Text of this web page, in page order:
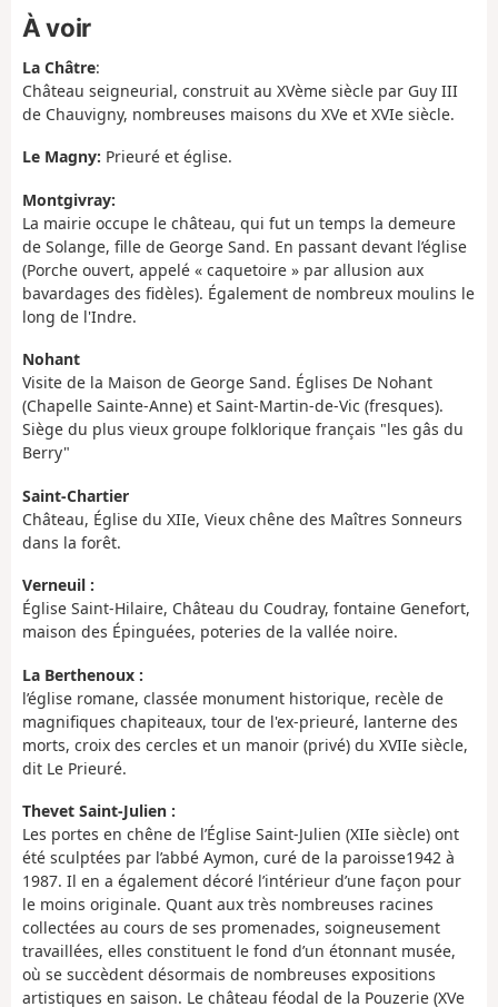
À voir
La Châtre:
Château seigneurial, construit au XVème siècle par Guy III
de Chauvigny, nombreuses maisons du XVe et XVIe siècle.
Le Magny: Prieuré et église.
Montgivray:
La mairie occupe le château, qui fut un temps la demeure
de Solange, fille de George Sand. En passant devant l’église
(Porche ouvert, appelé « caquetoire » par allusion aux
bavardages des fidèles). Également de nombreux moulins le
long de l'Indre.
Nohant
Visite de la Maison de George Sand. Églises De Nohant
(Chapelle Sainte-Anne) et Saint-Martin-de-Vic (fresques).
Siège du plus vieux groupe folklorique français "les gâs du
Berry"
Saint-Chartier
Château, Église du XIIe, Vieux chêne des Maîtres Sonneurs
dans la forêt.
Verneuil :
Église Saint-Hilaire, Château du Coudray, fontaine Genefort,
maison des Épinguées, poteries de la vallée noire.
La Berthenoux :
l’église romane, classée monument historique, recèle de
magnifiques chapiteaux, tour de l'ex-prieuré, lanterne des
morts, croix des cercles et un manoir (privé) du XVIIe siècle,
dit Le Prieuré.
Thevet Saint-Julien :
Les portes en chêne de l’Église Saint-Julien (XIIe siècle) ont
été sculptées par l’abbé Aymon, curé de la paroisse1942 à
1987. Il en a également décoré l’intérieur d’une façon pour
le moins originale. Quant aux très nombreuses racines
collectées au cours de ses promenades, soigneusement
travaillées, elles constituent le fond d’un étonnant musée,
où se succèdent désormais de nombreuses expositions
artistiques en saison. Le château féodal de la Pouzerie (XVe